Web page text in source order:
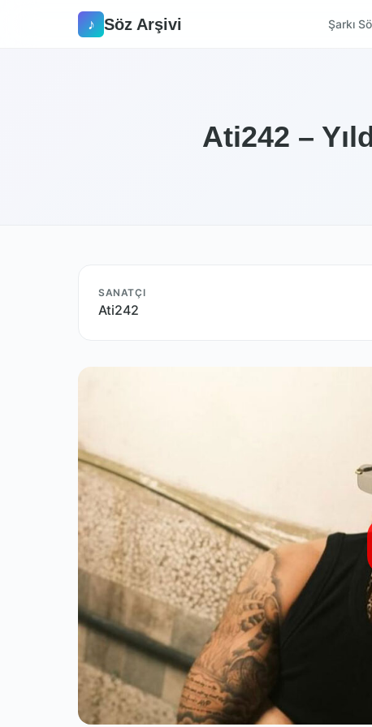
♪ Söz Arşivi Şarkı
Ati242 –
SANATÇI
Ati242